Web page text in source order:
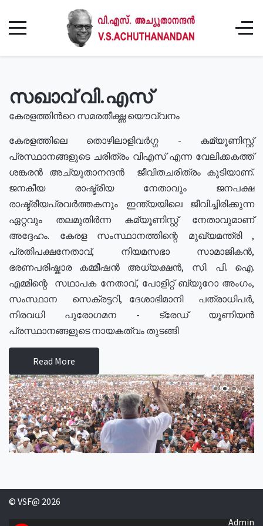
സഖാവ് വി.എസ്
കേരളത്തിൻറെ സമരതീക്ഷ്ണ യൌവ്വനം
കേരളത്തിലെ തൊഴിലാളിവർഗ്ഗ - കമ്യൂണിസ്റ്റ്
പ്രസ്ഥാനങ്ങളുടെ ചരിത്രം വിഎസ് എന്ന വേലിക്കകത്ത്
ശങ്കരൻ അച്യുതാനന്ദൻ ജീവിതചരിത്രം കൂടിയാണ്.
ജനകീയ രാഷ്ട്രീയ നേതാവും ജനപക്ഷ
രാഷ്ട്രീയപ്രവർത്തകനും ഇന്ത്യയിലെ ജീവിച്ചിരിക്കുന്ന
ഏറ്റവും തലമുതിർന്ന കമ്യൂണിസ്റ്റ് നേതാവുമാണ്
അദ്ദേഹം. കേരള സംസ്ഥാനത്തിന്റെ മുഖ്യമന്ത്രി ,
പ്രതിപക്ഷനേതാവ്, നിയമസഭാ സാമാജികൻ,
ഭരണപരിഷ്കാര കമ്മീഷൻ അധ്യക്ഷൻ, സി. പി. ഐ.
എമ്മിന്റെ സഥാപക നേതാവ്, പോളിറ്റ് ബ്യുറോ അംഗം,
സംസ്ഥാന സെക്രട്ടറി, ദേശാഭിമാനി പത്രാധിപർ,
നിരവധി പുരോഗമന - ട്രേഡ് യൂണിയൻ
പ്രസ്ഥാനങ്ങളുടെ നായകത്വം തുടങ്ങി
Read More
© VSF@ 2026
Admin